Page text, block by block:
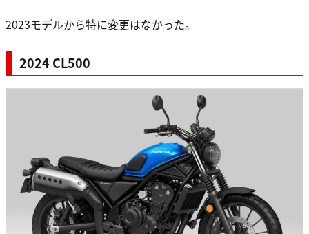
2023モデルから特に変更はなかった。
2024 CL500